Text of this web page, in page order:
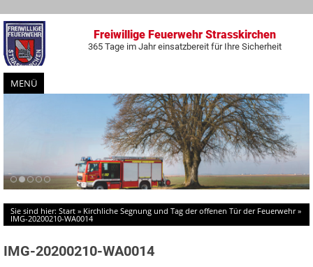
Freiwillige Feuerwehr Strasskirchen
365 Tage im Jahr einsatzbereit für Ihre Sicherheit
MENÜ
Zum
Inhalt
springen
Sie sind hier: Start » Kirchliche Segnung und Tag der offenen Tür der Feuerwehr»
IMG-20200210-WA0014
IMG-20200210-WA0014